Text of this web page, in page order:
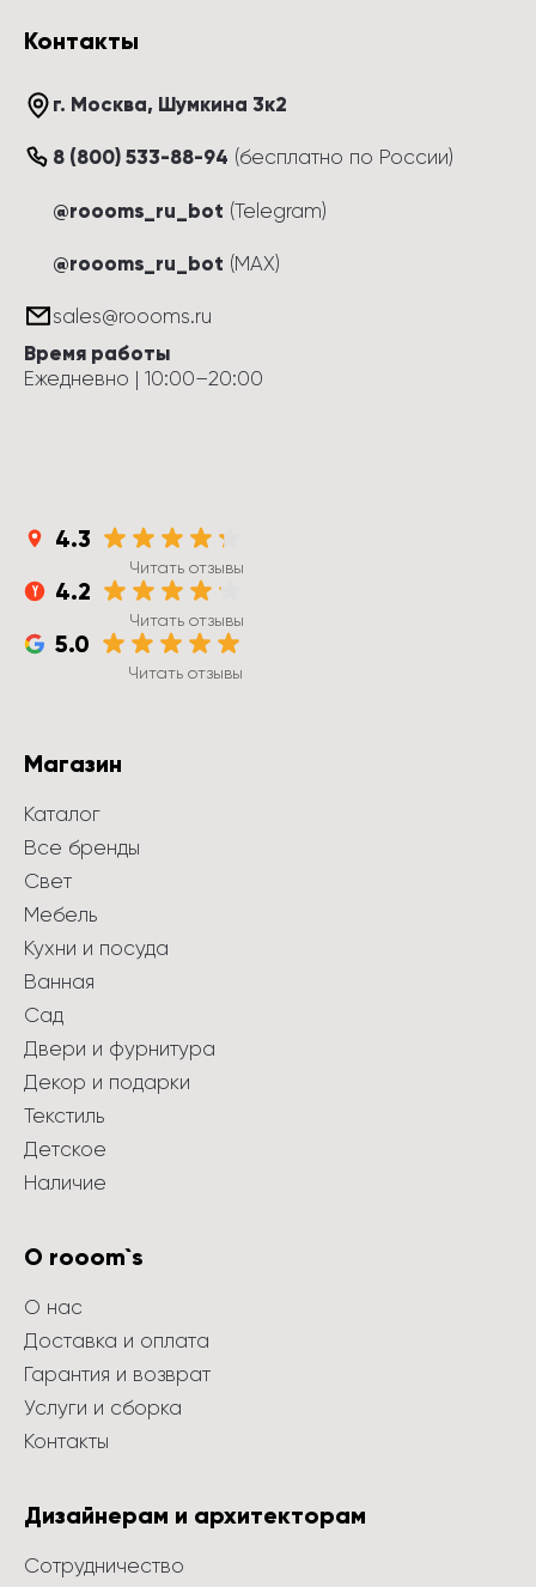
Контакты
г. Москва, Шумкина 3к2
8 (800) 533-88-94 (бесплатно по России)
@roooms_ru_bot (Telegram)
@roooms_ru_bot (MAX)
sales@roooms.ru
Время работы
Ежедневно | 10:00–20:00
4.3
Читать отзывы
4.2
Читать отзывы
5.0
Читать отзывы
Магазин
Каталог
Все бренды
Свет
Мебель
Кухни и посуда
Ванная
Сад
Двери и фурнитура
Декор и подарки
Текстиль
Детское
Наличие
О rooom`s
О нас
Доставка и оплата
Гарантия и возврат
Услуги и сборка
Контакты
Дизайнерам и архитекторам
Сотрудничество